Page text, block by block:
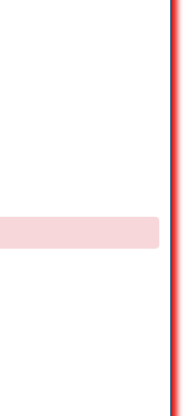
produits
et leurs tarifs
Merci pour
du
sans
They are
them